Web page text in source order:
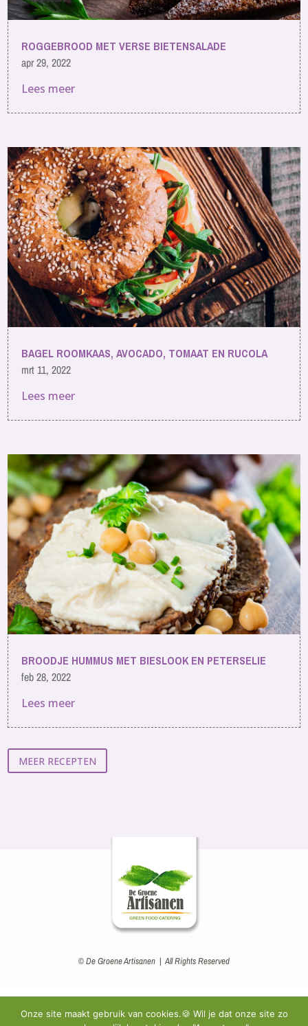
ROGGEBROOD MET VERSE BIETENSALADE
apr 29, 2022
Lees meer
BAGEL ROOMKAAS, AVOCADO, TOMAAT EN RUCOLA
mrt 11, 2022
Lees meer
BROODJE HUMMUS MET BIESLOOK EN PETERSELIE
feb 28, 2022
Lees meer
MEER RECEPTEN
© De Groene Artisanen | All Rights Reserved
Onze site maakt gebruik van cookies.🍪 Wil je dat onze site zo